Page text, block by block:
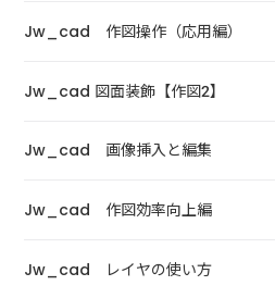
Jw_cad 作図操作（応用編）
Jw_cad 図面装飾【作図2】
Jw_cad 画像挿入と編集
Jw_cad 作図効率向上編
Jw_cad レイヤの使い方